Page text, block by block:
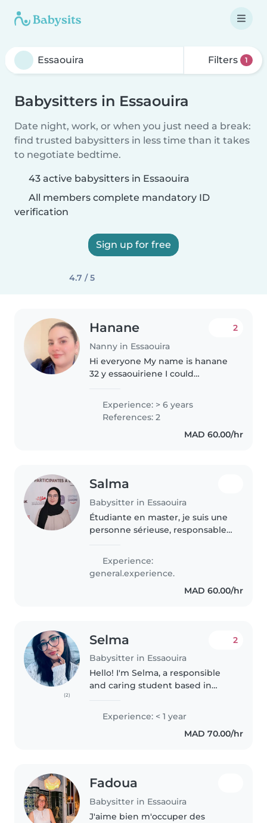
Filters 1
Babysitters in Essaouira
Date night, work, or when you just need a break:
find trusted babysitters in less time than it takes
to negotiate bedtime.
43 active babysitters in Essaouira
All members complete mandatory ID
verification
Sign up for free
4.7 / 5
Hanane
Nanny in Essaouira
2
Hi everyone My name is hanane
32 y essaouiriene I could
playing football ... I found that
my best time is it when I take
care of a child , this adventure..
Experience: > 6 years
References: 2
MAD 60.00/hr
Salma
Babysitter in Essaouira
Étudiante en master, je suis une
personne sérieuse, responsable,
du primaire en les aidant à faire
leurs devoirs et à..
Experience:
general.experience.
MAD 60.00/hr
(2)
Selma
Babysitter in Essaouira
2
Hello! I'm Selma, a responsible
and caring student based in
taking care of children of all
ages, including newborns. I
started by helping with my
Experience: < 1 year
MAD 70.00/hr
Fadoua
Babysitter in Essaouira
J'aime bien m'occuper des